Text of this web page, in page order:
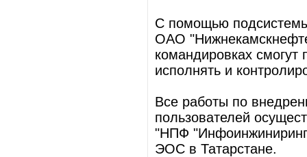
С помощью
ОАО
командировках
исполнять и
Все работы по
пользователей
"НПФ
ЭОС в Татарстане.